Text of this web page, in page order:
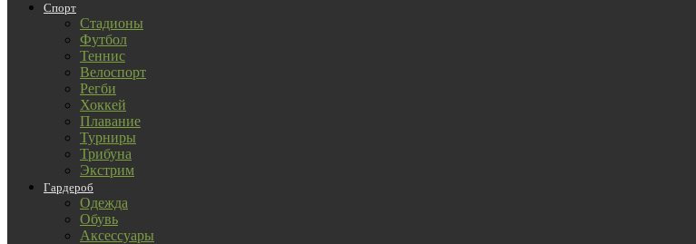
Спорт
Стадионы
Футбол
Теннис
Велоспорт
Регби
Хоккей
Плавание
Турниры
Трибуна
Экстрим
Гардероб
Одежда
Обувь
Аксессуары